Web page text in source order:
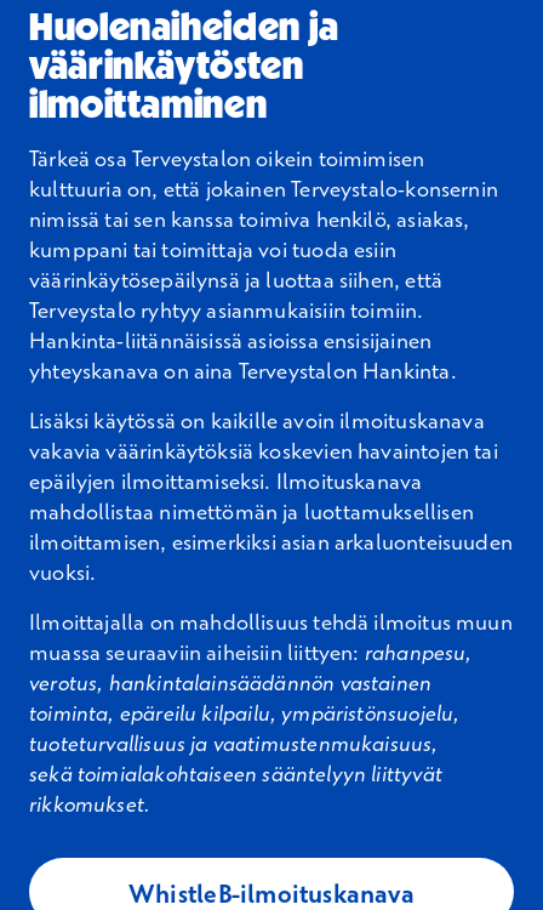
Huolenaiheiden ja
väärinkäytösten
ilmoittaminen
Tärkeä osa Terveystalon oikein toimimisen
kulttuuria on, että jokainen Terveystalo-konsernin
nimissä tai sen kanssa toimiva henkilö, asiakas,
kumppani tai toimittaja voi tuoda esiin
väärinkäytösepäilynsä ja luottaa siihen,että
Terveystalo ryhtyy asianmukaisiin toimiin.
Hankinta-liitännäisissä asioissa ensisijainen
yhteyskanava on aina Terveystalon Hankinta.
Lisäksi käytössä on kaikille avoin ilmoituskanava
vakavia väärinkäytöksiä koskevien havaintojen tai
epäilyjen ilmoittamiseksi. Ilmoituskanava
mahdollistaa nimettömän ja luottamuksellisen
ilmoittamisen, esimerkiksi asian arkaluonteisuuden
vuoksi.
Ilmoittajalla on mahdollisuus tehdä ilmoitus muun
muassa seuraaviin aiheisiin liittyen: rahanpesu,
verotus, hankintalainsäädännön vastainen
toiminta, epäreilu kilpailu, ympäristönsuojelu,
tuoteturvallisuus ja vaatimustenmukaisuus,
sekä toimialakohtaiseen sääntelyyn liittyvät
rikkomukset.
WhistleB-ilmoituskanava